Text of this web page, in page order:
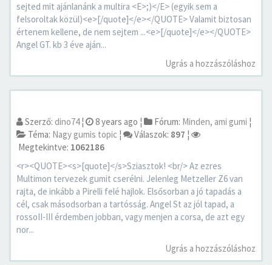
sejted mit ajánlanánk a multira <E>;)</E> (egyik sem a
felsoroltak közül)<e>[/quote]</e></QUOTE> Valamit biztosan
értenem kellene, de nem sejtem ...<e>[/quote]</e></QUOTE>
Angel GT. kb 3 éve aján...
Ugrás a hozzászóláshoz
Szerző: dino74¦ 8 years ago ¦ Fórum: Minden, ami gumi ¦
Téma: Nagy gumis topic ¦ Válaszok: 897 ¦
Megtekintve: 1062186
<r><QUOTE><s>[quote]</s>Sziasztok! <br/> Az ezres
Multimon tervezek gumit cserélni. Jelenleg Metzeller Z6 van
rajta, de inkább a Pirelli felé hajlok. Elsősorban a jó tapadás a
cél, csak másodsorban a tartósság. Angel St az jól tapad, a
rossoII-III érdemben jobban, vagy menjen a corsa, de azt egy
nor...
Ugrás a hozzászóláshoz